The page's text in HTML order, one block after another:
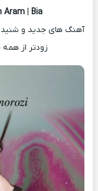
Aram | Bia
آهنگ های جدید و
زودتر از همه